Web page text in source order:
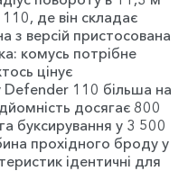
де він складає
версій пристосована
комусь потрібне
цінує
Defender 110 більша на
досягає 800
буксирування у 3 500
прохідного броду у
ідентичні для